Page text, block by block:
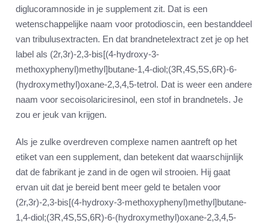
diglucoramnoside in je supplement zit. Dat is een
wetenschappelijke naam voor protodioscin, een bestanddeel
van tribulusextracten. En dat brandnetelextract zet je op het
label als (2r,3r)-2,3-bis[(4-hydroxy-3-
methoxyphenyl)methyl]butane-1,4-diol;(3R,4S,5S,6R)-6-
(hydroxymethyl)oxane-2,3,4,5-tetrol. Dat is weer een andere
naam voor secoisolariciresinol, een stof in brandnetels. Je
zou er jeuk van krijgen.
Als je zulke overdreven complexe namen aantreft op het
etiket van een supplement, dan betekent dat waarschijnlijk
dat de fabrikant je zand in de ogen wil strooien. Hij gaat
ervan uit dat je bereid bent meer geld te betalen voor
(2r,3r)-2,3-bis[(4-hydroxy-3-methoxyphenyl)methyl]butane-
1,4-diol;(3R,4S,5S,6R)-6-(hydroxymethyl)oxane-2,3,4,5-